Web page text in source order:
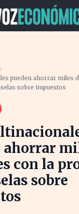
›
pueden ahorrar miles
sobre impuestos
ahorrar
con la
sobre